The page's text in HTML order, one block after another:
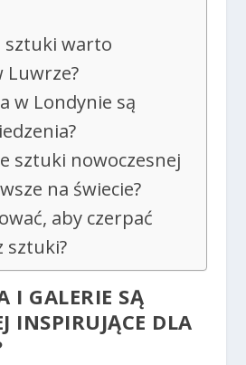
sztuki warto
Luwrze?
w Londynie są
sztuki nowoczesnej
na świecie?
aby czerpać
sztuki?
I GALERIE SĄ
INSPIRUJĄCE DLA